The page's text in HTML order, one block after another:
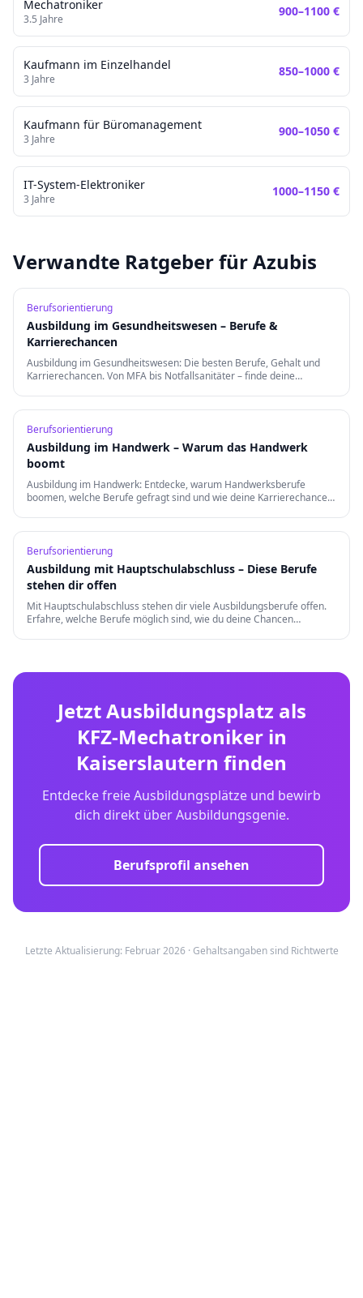
Mechatroniker
3.5 Jahre
900–1100 €
Kaufmann im Einzelhandel
3 Jahre
850–1000 €
Kaufmann für Büromanagement
3 Jahre
900–1050 €
IT-System-Elektroniker
3 Jahre
1000–1150 €
Verwandte Ratgeber für Azubis
Berufsorientierung
Ausbildung im Gesundheitswesen – Berufe &
Karrierechancen
Ausbildung im Gesundheitswesen: Die besten Berufe, Gehalt und
Karrierechancen. Von MFA bis Notfallsanitäter – finde deine
Berufsorientierung
Ausbildung im Handwerk – Warum das Handwerk
boomt
Ausbildung im Handwerk: Entdecke, warum Handwerksberufe
boomen, welche Berufe gefragt sind und wie deine Karrierechancen
Berufsorientierung
Ausbildung mit Hauptschulabschluss – Diese Berufe
stehen dir offen
Mit Hauptschulabschluss stehen dir viele Ausbildungsberufe offen.
Erfahre, welche Berufe möglich sind, wie du deine Chancen
Jetzt Ausbildungsplatz als
KFZ-Mechatronikerin
Kaiserslautern finden
Entdecke freie Ausbildungsplätze und bewirb
dich direkt über Ausbildungsgenie.
Berufsprofil ansehen
Letzte Aktualisierung: Februar 2026 · Gehaltsangaben sind Richtwerte